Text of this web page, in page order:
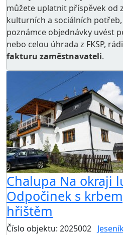
můžete uplatnit příspěvek od
kulturních a sociálních potřeb
poznámce objednávky uvést
nebo celou úhrada z FKSP,
fakturu zaměstnavateli.
Chalupa Na okraji
Odpočinek s
hřištěm
Číslo objektu: 2025002